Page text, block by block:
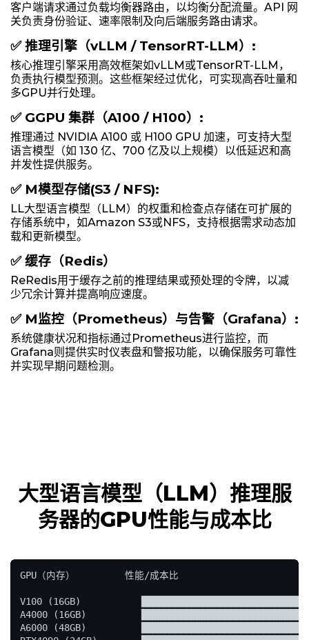
客户端请求通过负载均衡器路由，以均衡分配流量。API 网
关负责身份验证、速率限制及向后端服务路由请求。
✅ 推理引擎（vLLM / TensorRT-LLM）:
核心推理引擎采用高效框架如vLLM或TensorRT-LLM，
负责执行模型预测。这些框架经过优化，可实现高吞吐量和
多GPU并行处理。
✅ GGPU 集群（A100 / H100）:
推理通过 NVIDIA A100 或 H100 GPU 加速，可支持大型
语言模型（如 130 亿、700 亿及以上规模）以低延迟和高
并发性提供服务。
✅ M模型存储(S3 / NFS):
LL大型语言模型（LLM）的权重和检查点存储在可扩展的
存储系统中，如Amazon S3或NFS，支持根据需求动态加
载和更新模型。
✅ 缓存（Redis）
ReRedis用于缓存之前的推理结果或预处理的令牌，以减
少冗余计算并提高响应速度。
✅ M监控（Prometheus）与告警（Grafana）:
系统健康状况和指标通过Prometheus进行监控，而
Grafana则提供实时仪表盘和警报功能，以确保服务可靠性
并实现早期问题检测。
大型语言模型（LLM）推理服
务器的GPU性能与成本比
GPU（内存）         性能/成本比
V100 (16GB)
A4000 (16GB)
A6000 (48GB)